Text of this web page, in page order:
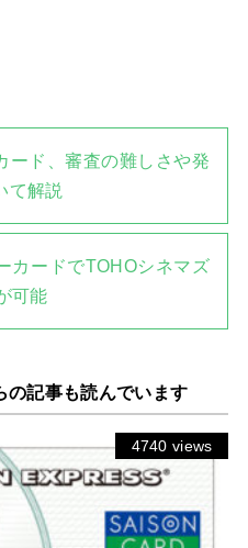
ード、審査の難しさや発
て解説
カードでTOHOシネマズ
可能
の記事も読んでいます
4740 views